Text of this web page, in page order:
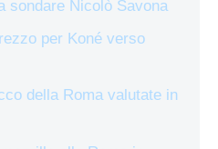
sondare Nicolò Savona
per Koné verso
della Roma valutate in